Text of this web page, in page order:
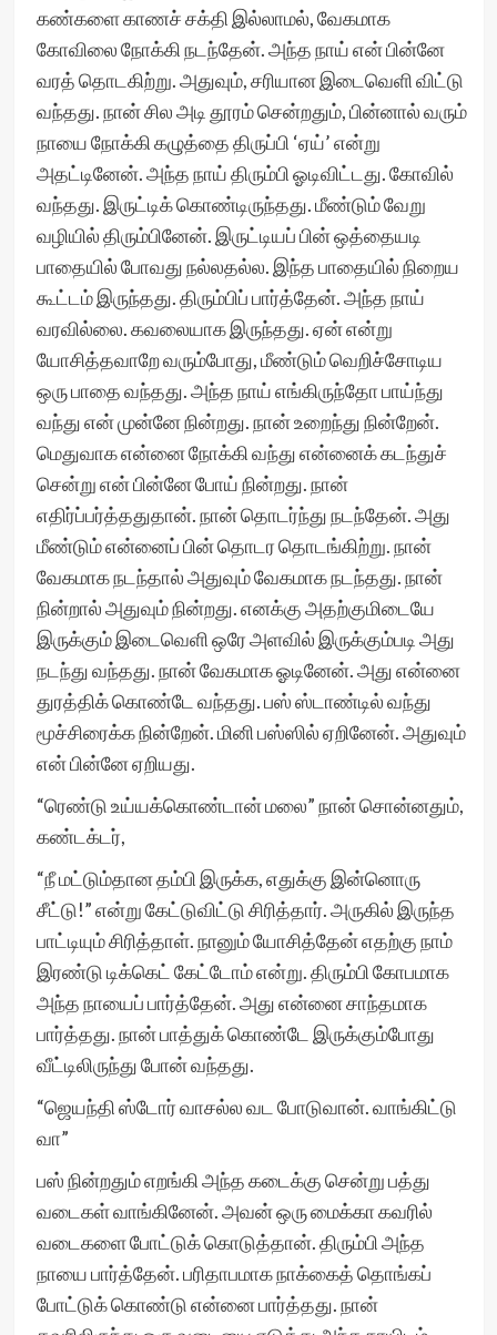
கண்களை காணச் சக்தி இல்லாமல், வேகமாக
கோவிலை நோக்கி நடந்தேன். அந்த நாய் என் பின்னே
வரத் தொடகிற்று. அதுவும், சரியான இடைவெளி விட்டு
வந்தது. நான் சில அடி தூரம் சென்றதும், பின்னால் வரும்
நாயை நோக்கி கழுத்தை திருப்பி ‘ஏய்’ என்று
அதட்டினேன். அந்த நாய் திரும்பி ஓடிவிட்டது. கோவில்
வந்தது. இருட்டிக் கொண்டிருந்தது. மீண்டும் வேறு
வழியில் திரும்பினேன். இருட்டியப் பின் ஒத்தையடி
பாதையில் போவது நல்லதல்ல. இந்த பாதையில் நிறைய
கூட்டம் இருந்தது. திரும்பிப் பார்த்தேன். அந்த நாய்
வரவில்லை. கவலையாக இருந்தது. ஏன் என்று
யோசித்தவாறே வரும்போது, மீண்டும் வெறிச்சோடிய
ஒரு பாதை வந்தது. அந்த நாய் எங்கிருந்தோ பாய்ந்து
வந்து என் முன்னே நின்றது. நான் உறைந்து நின்றேன்.
மெதுவாக என்னை நோக்கி வந்து என்னைக் கடந்துச்
சென்று என் பின்னே போய் நின்றது. நான்
எதிர்ப்பர்த்ததுதான். நான் தொடர்ந்து நடந்தேன். அது
மீண்டும் என்னைப் பின் தொடர தொடங்கிற்று. நான்
வேகமாக நடந்தால் அதுவும் வேகமாக நடந்தது. நான்
நின்றால் அதுவும் நின்றது. எனக்கு அதற்குமிடையே
இருக்கும் இடைவெளி ஒரே அளவில் இருக்கும்படி அது
நடந்து வந்தது. நான் வேகமாக ஓடினேன். அது என்னை
துரத்திக் கொண்டே வந்தது. பஸ் ஸ்டாண்டில் வந்து
மூச்சிரைக்க நின்றேன். மினி பஸ்ஸில் ஏறினேன். அதுவும்
என் பின்னே ஏறியது.
“ரெண்டு உய்யக்கொண்டான் மலை” நான் சொன்னதும்,
கண்டக்டர்,
“நீ மட்டும்தான தம்பி இருக்க, எதுக்கு இன்னொரு
சீட்டு!” என்று கேட்டுவிட்டு சிரித்தார். அருகில் இருந்த
பாட்டியும் சிரித்தாள். நானும் யோசித்தேன் எதற்கு நாம்
இரண்டு டிக்கெட் கேட்டோம் என்று. திரும்பி கோபமாக
அந்த நாயைப் பார்த்தேன். அது என்னை சாந்தமாக
பார்த்தது. நான் பாத்துக் கொண்டே இருக்கும்போது
வீட்டிலிருந்து போன் வந்தது.
“ஜெயந்தி ஸ்டோர் வாசல்ல வட போடுவான். வாங்கிட்டு
வா”
பஸ் நின்றதும் எறங்கி அந்த கடைக்கு சென்று பத்து
வடைகள் வாங்கினேன். அவன் ஒரு மைக்கா கவரில்
வடைகளை போட்டுக் கொடுத்தான். திரும்பி அந்த
நாயை பார்த்தேன். பரிதாபமாக நாக்கைத் தொங்கப்
போட்டுக் கொண்டு என்னை பார்த்தது. நான்